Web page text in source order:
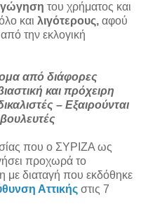
του χρήματος και
και λιγότερους, αφού
από την εκλογική
από διάφορες
και πρόχειρη
– Εξαιρούνται
που ο ΣΥΡΙΖΑ ως
προχωρά το
με διαταγή που εκδόθηκε
Αττικής στις 7